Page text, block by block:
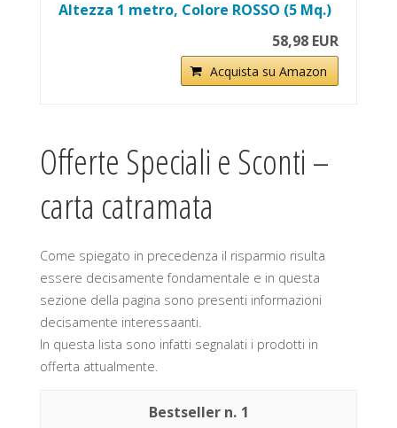
Altezza 1 metro, Colore ROSSO (5 Mq.)
58,98 EUR
Acquista su Amazon
Offerte Speciali e Sconti –
carta catramata
Come spiegato in precedenza il risparmio risulta
essere decisamente fondamentale e in questa
sezione della pagina sono presenti informazioni
decisamente interessaanti.
In questa lista sono infatti segnalati i prodotti in
offerta attualmente.
1